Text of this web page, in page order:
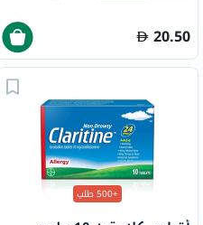
20.50
+500 طلب